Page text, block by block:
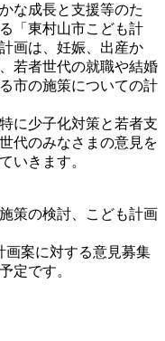
な成長と支援等のた
「東村山市こども計
画は、妊娠、出産か
若者世代の就職や結婚
市の施策についての計
に少子化対策と若者支
代のみなさまの意見を
いきます。
策の検討、こども計画
画案に対する意見募集
定です。